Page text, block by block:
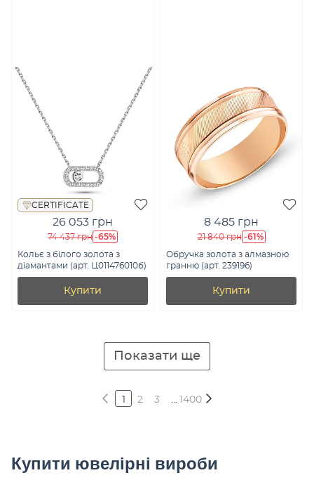
CERTIFICATE
26 053 грн
74 437 грн -65%
Кольє з білого золота з
діамантами (арт. Ц011476010б)
Купити
8 485 грн
21 840 грн -61%
Обручка золота з алмазною
гранню (арт. 239196)
Купити
Показати ще
2 3 ... 1400
Купити ювелірні вироби